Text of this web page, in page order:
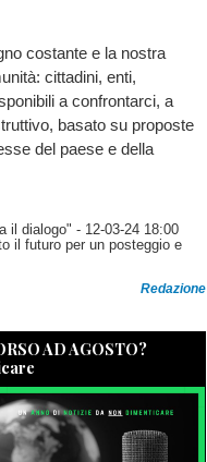
costante e la nostra
cittadini, enti,
a confrontarci, a
basato su proposte
del paese e della
il dialogo" - 12-03-24 18:00
il futuro per un posteggio e
Redazione
AD AGOSTO?